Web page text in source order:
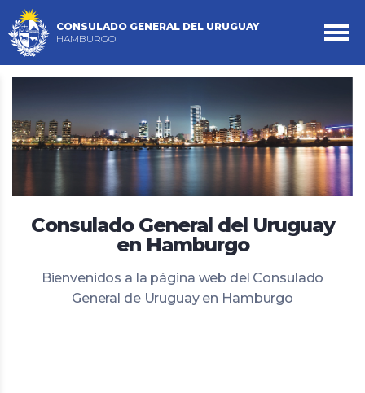
CONSULADO GENERAL DEL URUGUAY
HAMBURGO
Consulado General del Uruguay
en Hamburgo
Bienvenidos a la página web del Consulado
General de Uruguay en Hamburgo